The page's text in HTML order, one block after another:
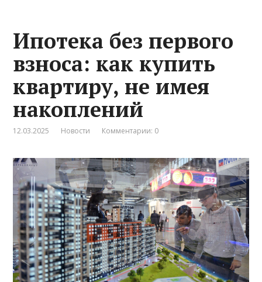
Ипотека без первого
взноса: как купить
квартиру, не имея
накоплений
12.03.2025 Новости Комментарии: 0